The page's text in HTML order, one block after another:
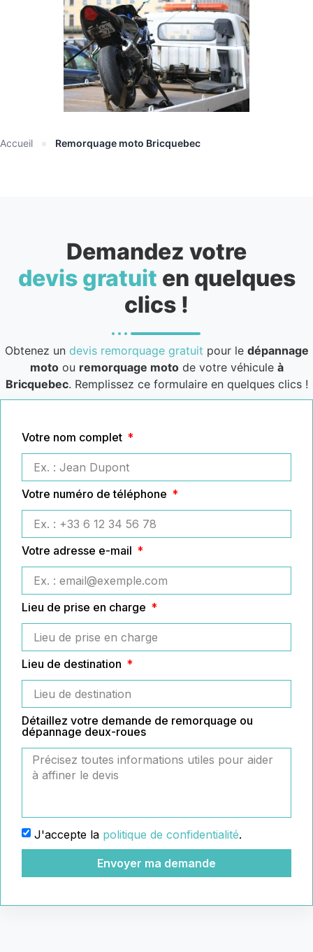
Accueil » Remorquage moto Bricquebec
Demandez votre
devis gratuit en quelques
clics !
Obtenez un devis remorquage gratuit pour le dépannage
motoou remorquage motode votre véhicule à
Bricquebec. Remplissez ce formulaire en quelques clics !
Votre nom complet
Votre numéro de téléphone
Votre adresse e-mail
Lieu de prise en charge
Lieu de destination
Détaillez votre demande de remorquage ou
dépannage deux-roues
J'accepte la politique de confidentialité.
Envoyer ma demande